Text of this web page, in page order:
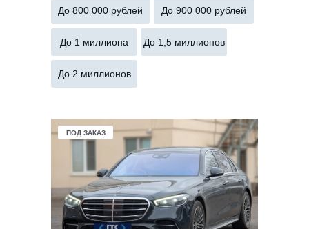
До 1 миллиона До 1,5 миллионов
До 2 миллионов
До 800 000 рублей До 900 000 рублей
ПОД ЗАКАЗ